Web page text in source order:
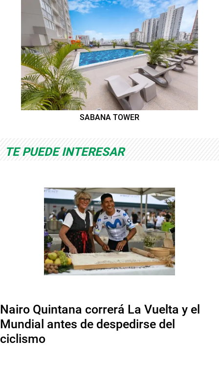
SABANA TOWER
TE PUEDE INTERESAR
Nairo Quintana correrá La Vuelta y el
Mundial antes de despedirse del
ciclismo